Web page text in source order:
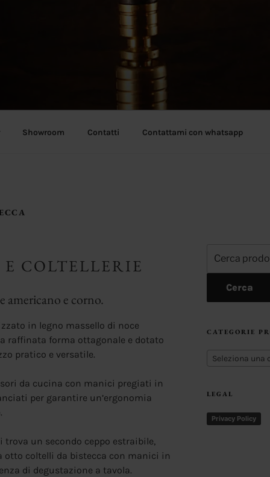
Showroom Contatti Contattami con whatsapp
COLTELLERIE
americano e corno.
in legno massello di noce
raffinata forma ottagonale e dotato
pratico e versatile.
da cucina con manici pregiati in
per garantire un’ergonomia
trova un secondo ceppo estraibile,
otto coltelli da bistecca con manici in
di degustazione a tavola.
Cerca
CATEGORIE
Seleziona una
LEGAL
Privacy Policy